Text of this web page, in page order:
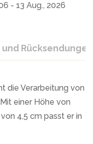
- 13 Aug., 2026
Rücksendungen
die Verarbeitung von
einer Höhe von
4,5 cm passt er in